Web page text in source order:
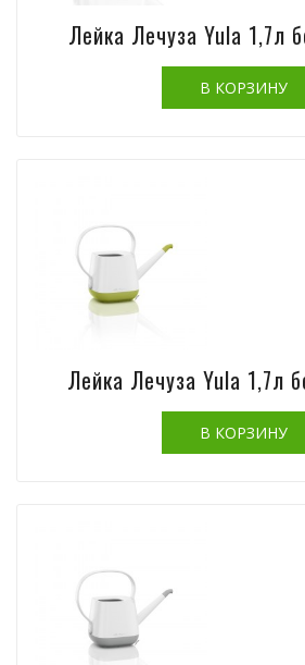
Лейка Лечуза Yula 1,7л
Лейка Лечуза Yula 1,7л